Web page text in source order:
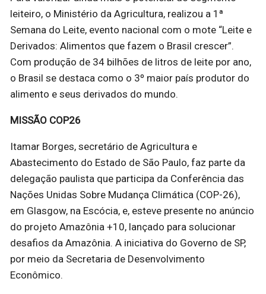
leiteiro, o Ministério da Agricultura, realizou a 1ª
Semana do Leite, evento nacional com o mote “Leite e
Derivados: Alimentos que fazem o Brasil crescer”.
Com produção de 34 bilhões de litros de leite por ano,
o Brasil se destaca como o 3º maior país produtor do
alimento e seus derivados do mundo.
MISSÃO COP26
Itamar Borges, secretário de Agricultura e
Abastecimento do Estado de São Paulo, faz parte da
delegação paulista que participa da Conferência das
Nações Unidas Sobre Mudança Climática (COP-26),
em Glasgow, na Escócia, e, esteve presente no anúncio
do projeto Amazônia +10, lançado para solucionar
desafios da Amazônia. A iniciativa do Governo de SP,
por meio da Secretaria de Desenvolvimento
Econômico.